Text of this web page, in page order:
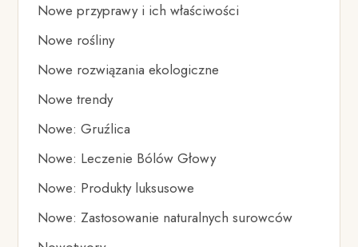
Nowe przyprawy i ich właściwości
Nowe rośliny
Nowe rozwiązania ekologiczne
Nowe trendy
Nowe: Gruźlica
Nowe: Leczenie Bólów Głowy
Nowe: Produkty luksusowe
Nowe: Zastosowanie naturalnych surowców